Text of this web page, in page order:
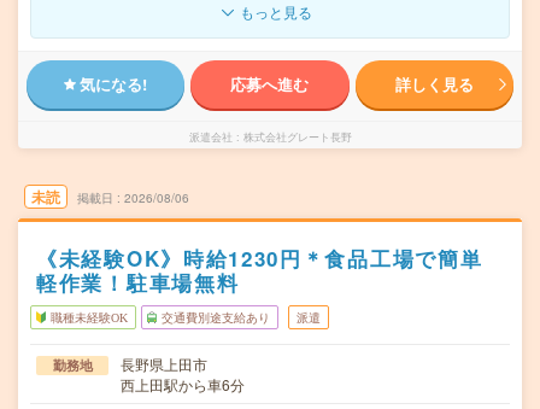
もっと見る
気になる! 応募へ進む 詳しく見る
派遣会社 株式会社グレート長野
未読 掲載日 2026/08/06
《未経験OK》時給1230円＊食品工場で簡単
軽作業！駐車場無料
職種未経験OK 交通費別途支給あり 派遣
勤務地
長野県上田市
西上田駅から車6分